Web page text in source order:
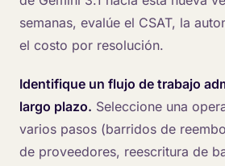
semanas, evalúe el CSAT, la
el costo por resolución.
Identifique un flujo de trabajo
largo plazo. Seleccione una
varios pasos (barridos de
de proveedores, reescritura de